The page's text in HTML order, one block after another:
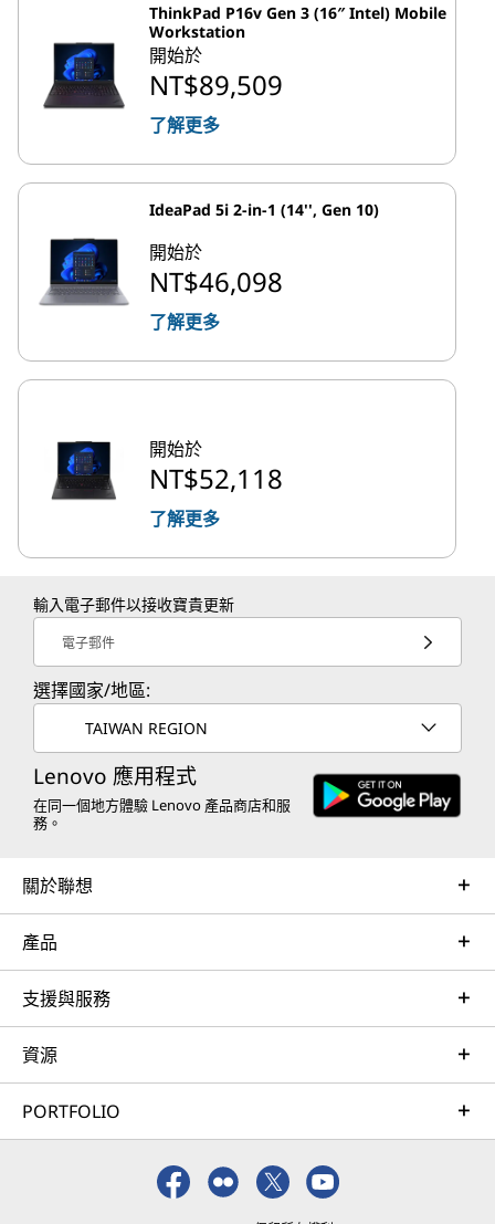
ThinkPad P16v Gen 3 (16″ Intel) Mobile
Workstation
開始於
NT$89,509
了解更多
IdeaPad 5i 2-in-1 (14'', Gen 10)
開始於
NT$46,098
了解更多
開始於
NT$52,118
了解更多
輸入電子郵件以接收寶貴更新
電子郵件
選擇國家/地區:
TAIWAN REGION
Lenovo 應用程式
在同一個地方體驗 Lenovo 產品商店和服
務。
關於聯想
產品
支援與服務
資源
PORTFOLIO